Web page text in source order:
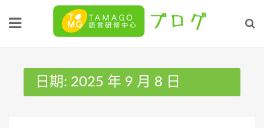
日期: 2025 年 9 月 8 日